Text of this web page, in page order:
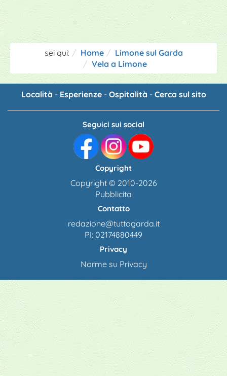
sei qui: Home
Limone sul Garda
Vela a Limone
Località - Esperienze- Ospitalità - Cerca sul sito
Seguici sui social
Copyright
Copyright © 2010-2026
Pubblicita
Contatto
redazione@tuttogarda.it
PI: 02174880449
Privacy
Norme su Privacy